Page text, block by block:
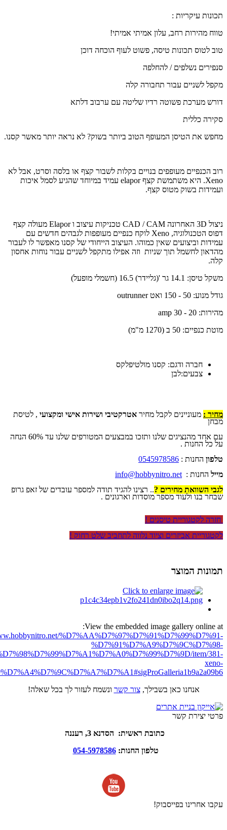
תכונות עיקריות :
טווח מהירות רחב, עלון אמיתי אמיתי!
טוב לטוס תכונות טיסה, פשוט לעוף הוכחה דוכן
סנפירים נשלפים / להחלפה
מקפל לשניים עבור תחבורה קלה
דורש מערכת פשוטה רדיו שליטה עם ערבוב דלתא
סקירה כללית
מחפש את הטיסן המעופף הטוב ביותר בשוק? לא נראה יותר מאשר קסנו.
רוב הכנפיים מעופפים בנויים בקלות לשבור קצף או בלסה וסרט, אבל לא
Xeno. היא משתמשת קצף elapor עמיד במיוחד שהגיע לסמל איכות
ועמידות בשוק מטוס קצף.
ניצול 3D האחרונה CAD / CAM טכניקות עיצוב ו Elapor מעולה קצף
דפוס הטכנולוגיה, Xeno לוקח כנפיים מעופפות לגבהים חדשים עם
עמידות וביצועים שאין כמוהו. העיצוב הייחודי של קסנו מאפשר לו לעבור
מהדאון לחשמל תוך שניות וזה אפילו מתקפל לשניים עבור נוחות אחסון
קלה.
משקל טיסן: 14.1 גר '(גליידר) 16.5 (חשמלי מופעל)
גודל מנוע: 50 - 150 ואט outrunner
מהירות: 20 - 30 amp
מוטת כנפיים: 50 ב (1270 מ"מ)
חברה ודגם: קסנו מולטיפלקס
צבעים:לבן
מחיר : מעוניינים לקבל מחיר אטרקטיבי ושירות אישי ומקצועי , לטיסת
מבחן
עם אחד מהנציגים שלנו ותזכו במבצעים המטורפים שלנו עד 60% הנחה
על כל החנות .
טלפון החנות : 0545978586
מייל החנות : info@hobbynitro.net
לגבי השוואת מחירים ?.. רצינו להגיד תודה למספר עובדים של זאפ גרופ
שבחר בנו ולעוד מספר מוסדות וארגונים .
חזרה לקטגוריית טיסנים !
לקטגוריית אביזרים וציוד נלווה לתחביב שלט רחוק !
תמונות המוצר
View the embedded image gallery online at:
%D7%AA%D7%97%D7%91%D7%99%D7%91-
%D7%91%D7%A9%D7%9C%D7%98-
item/381-
xeno-
אנחנו כאן בשבילך,צור קשר ונשמח לעזור לך בכל שאלה!
פרטי יצירת קשר
כתובת ראשית: הסדנא 3, רעננה
טלפון החנות:054-5978586
עקבו אחרינו בפייסבוק!